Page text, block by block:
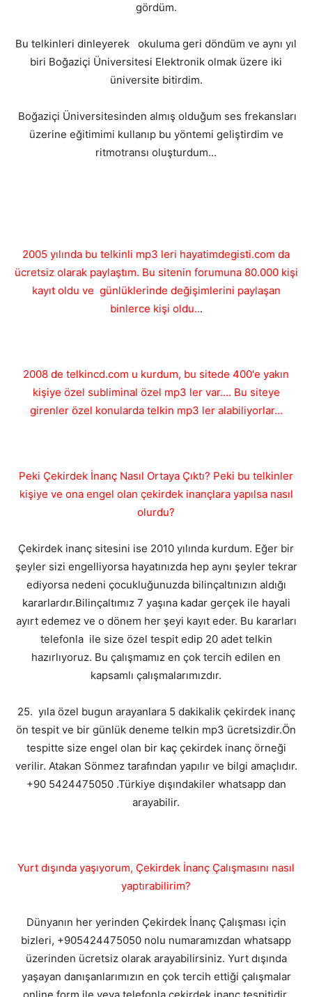
gördüm.
Bu telkinleri dinleyerek okuluma geri döndüm ve aynı yıl
biri Boğaziçi Üniversitesi Elektronik olmak üzere iki
üniversite bitirdim.
Boğaziçi Üniversitesinden almış olduğum ses frekansları
üzerine eğitimimi kullanıp bu yöntemi geliştirdim ve
ritmotransı oluşturdum...
2005 yılında bu telkinli mp3 leri hayatimdegisti.com da
ücretsiz olarak paylaştım. Bu sitenin forumuna 80.000 kişi
kayıt oldu ve günlüklerinde değişimlerini paylaşan
binlerce kişi oldu...
2008 de telkincd.com u kurdum, bu sitede 400'e yakın
kişiye özel subliminal özel mp3 ler var.... Bu siteye
girenler özel konularda telkin mp3 ler alabiliyorlar...
Peki Çekirdek İnanç Nasıl Ortaya Çıktı? Peki bu telkinler
kişiye ve ona engel olan çekirdek inançlara yapılsa nasıl
olurdu?
Çekirdek inanç sitesini ise 2010 yılında kurdum. Eğer bir
şeyler sizi engelliyorsa hayatınızda hep aynı şeyler tekrar
ediyorsa nedeni çocukluğunuzda bilinçaltınızın aldığı
kararlardır.Bilinçaltımız 7 yaşına kadar gerçek ile hayali
ayırt edemez ve o dönem her şeyi kayıt eder. Bu kararları
telefonla ile size özel tespit edip 20 adet telkin
hazırlıyoruz. Bu çalışmamız en çok tercih edilen en
kapsamlı çalışmalarımızdır.
25. yıla özel bugun arayanlara 5 dakikalik çekirdek inanç
ön tespit ve bir günlük deneme telkin mp3 ücretsizdir.Ön
tespitte size engel olan bir kaç çekirdek inanç örneği
verilir. Atakan Sönmez tarafından yapılır ve bilgi amaçlıdır.
+90 5424475050 .Türkiye dışındakiler whatsapp dan
arayabilir.
Yurt dışında yaşıyorum, Çekirdek İnanç Çalışmasını nasıl
yaptırabilirim?
Dünyanın her yerinden Çekirdek İnanç Çalışması için
bizleri, +905424475050 nolu numaramızdan whatsapp
üzerinden ücretsiz olarak arayabilirsiniz. Yurt dışında
yaşayan danışanlarımızın en çok tercih ettiği çalışmalar